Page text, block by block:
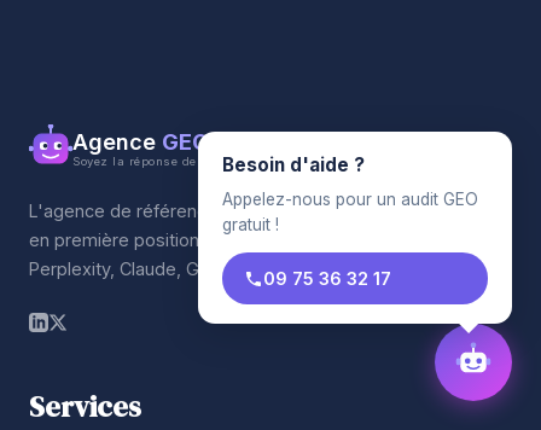
Agence GEO
Soyez la réponse de l'IA
L'agence de référencement qui propulse votre entreprise
en première position sur les moteurs IA. ChatGPT,
Perplexity, Claude, Gemini.
Services
Besoin d'aide ?
Appelez-nous pour un audit GEO
gratuit !
09 75 36 32 17